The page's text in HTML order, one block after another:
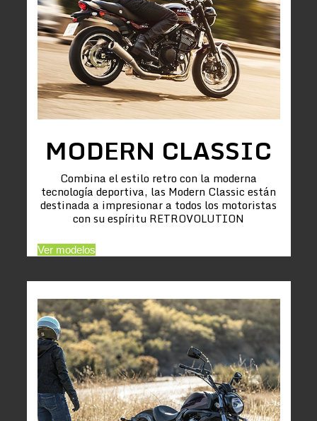
MODERN CLASSIC
Combina el estilo retro con la moderna
tecnología deportiva, las Modern Classic están
destinada a impresionar a todos los motoristas
con su espíritu RETROVOLUTION
Ver modelos